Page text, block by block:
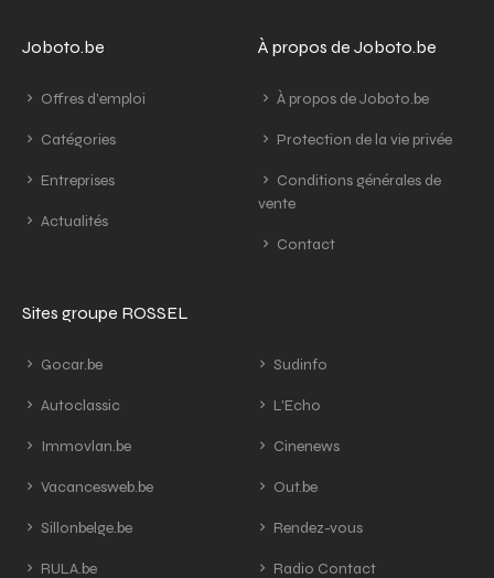
Joboto.be
Offres d'emploi
Catégories
Entreprises
Actualités
À propos de Joboto.be
À propos de Joboto.be
Protection de la vie privée
Conditions générales de
vente
Contact
Sites groupe ROSSEL
Gocar.be
Autoclassic
Immovlan.be
Vacancesweb.be
Sillonbelge.be
RULA.be
Sudinfo
L'Echo
Cinenews
Out.be
Rendez-vous
Radio Contact